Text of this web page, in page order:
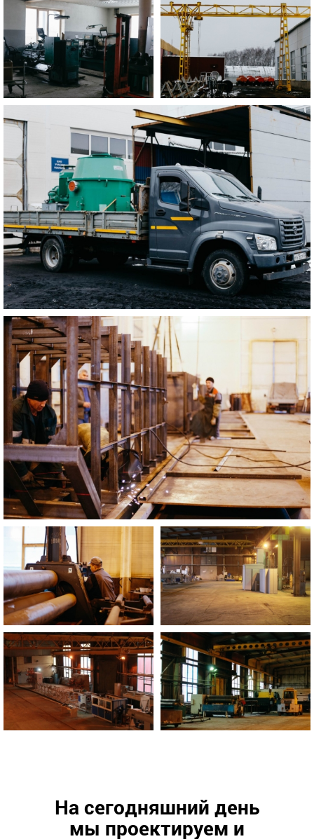
На сегодняшний день
мы проектируем и